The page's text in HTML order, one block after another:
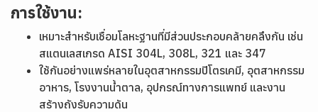
การใช้งาน:
เหมาะสำหรับเชื่อมโลหะฐานที่มีส่วนประกอบคล้ายคลึงกัน เช่น
สแตนเลสเกรด AISI 304L, 308L, 321 และ 347
ใช้กันอย่างแพร่หลายในอุตสาหกรรมปิโตรเคมี, อุตสาหกรรม
อาหาร, โรงงานน้ำตาล, อุปกรณ์ทางการแพทย์ และงาน
สร้างถังรับความดัน